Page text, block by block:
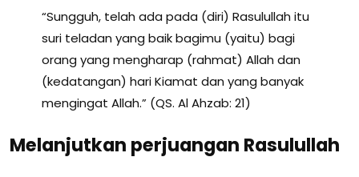
“Sungguh, telah ada pada (diri) Rasulullah itu
suri teladan yang baik bagimu (yaitu) bagi
orang yang mengharap (rahmat) Allah dan
(kedatangan) hari Kiamat dan yang banyak
mengingat Allah.” (QS. Al Ahzab: 21)
Melanjutkan perjuangan Rasulullah